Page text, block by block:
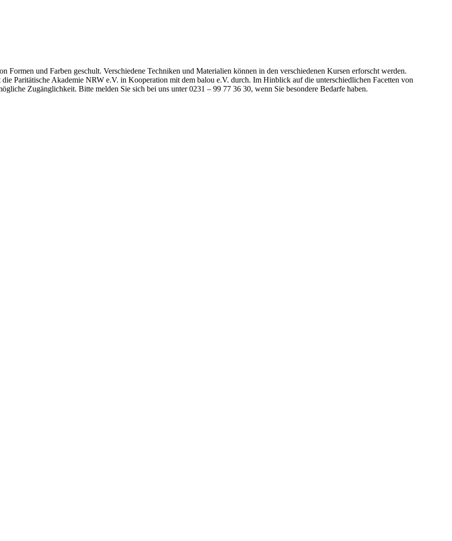
Formen und Farben geschult. Verschiedene Techniken und Materialien können in den verschiedenen Kursen erforscht werden.
Paritätische Akademie NRW e.V. in Kooperation mit dem balou e.V. durch. Im Hinblick auf die unterschiedlichen Facetten von
Zugänglichkeit. Bitte melden Sie sich bei uns unter 0231 – 99 77 36 30, wenn Sie besondere Bedarfe haben.